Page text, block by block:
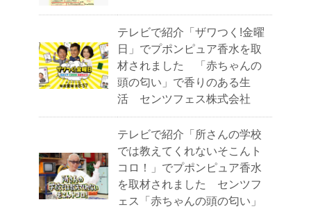
テレビで紹介「ザワつく!金曜
日」でプポンピュア香水を取
材されました 「赤ちゃんの
頭の匂い」で香りのある生
活 センツフェス株式会社
テレビで紹介「所さんの学校
では教えてくれないそこんト
コロ！」でプポンピュア香水
を取材されました センツフ
ェス「赤ちゃんの頭の匂い」